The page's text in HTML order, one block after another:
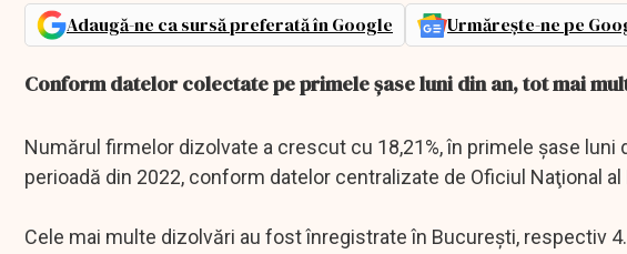
Adaugă-ne ca sursă preferată în Google Urmărește-ne pe
Conform datelor colectate pe primele șase luni din an, tot mai
Numărul firmelor dizolvate a crescut cu 18,21%, în primele şase luni
perioadă din 2022, conform datelor centralizate de Oficiul Naţional
Cele mai multe dizolvări au fost înregistrate în Bucureşti, respectiv